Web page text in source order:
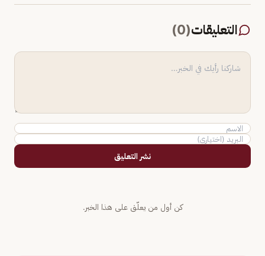
التعليقات(
0
)
نشر التعليق
كن أول من يعلّق على هذا الخبر.